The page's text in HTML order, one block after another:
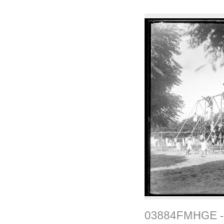
03884FMHGE -